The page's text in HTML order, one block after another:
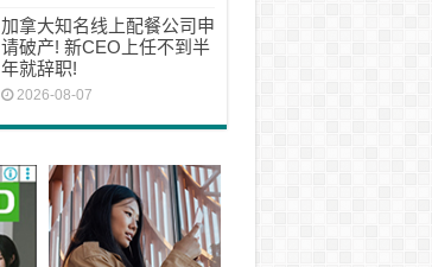
加拿大知名线上配餐公司申
请破产! 新CEO上任不到半
年就辞职!
2026-08-07